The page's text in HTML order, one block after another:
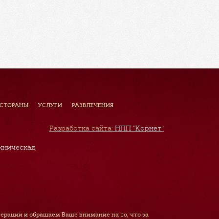
УСЛУГИ РАЗВЛЕЧЕНИЯ
Разработка сайта: НПП "Корнет"
и обращаем Ваше внимание на то, что за